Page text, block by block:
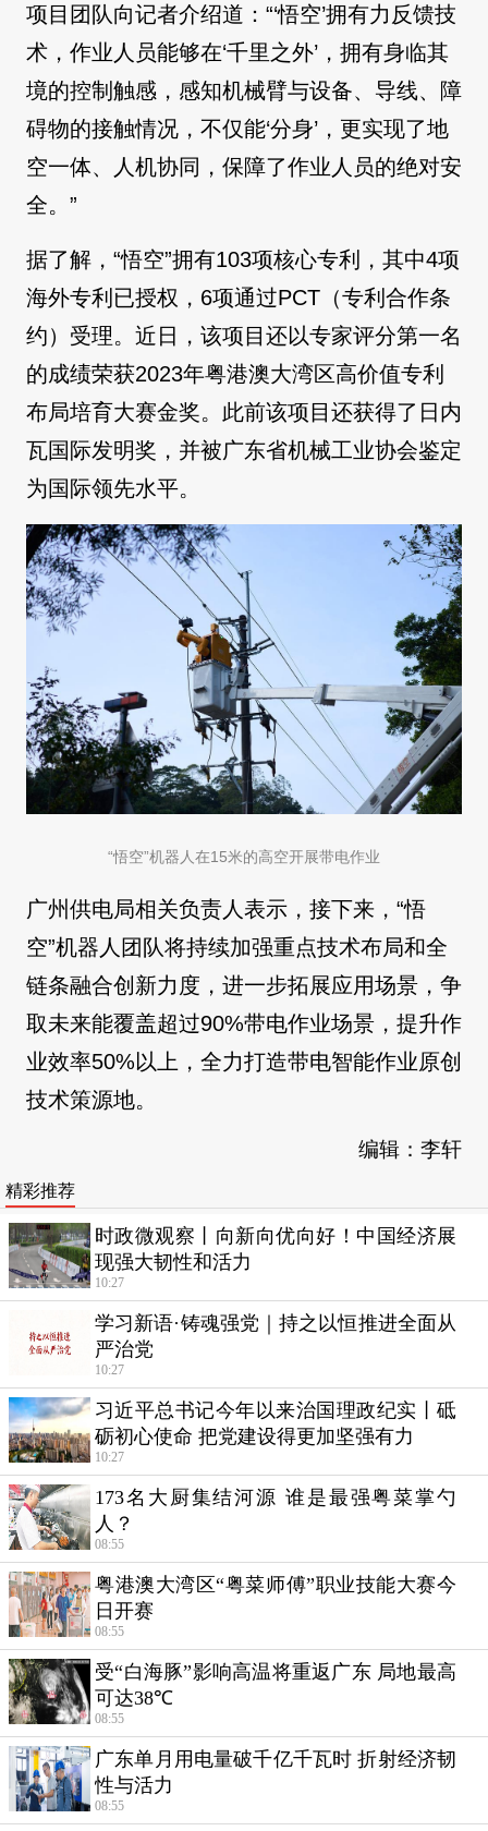
项目团队向记者介绍道：“‘悟空’拥有力反馈技
术，作业人员能够在‘千里之外’，拥有身临其
境的控制触感，感知机械臂与设备、导线、障
碍物的接触情况，不仅能‘分身’，更实现了地
空一体、人机协同，保障了作业人员的绝对安
全。”
据了解，“悟空”拥有103项核心专利，其中4项
海外专利已授权，6项通过PCT（专利合作条
约）受理。近日，该项目还以专家评分第一名
的成绩荣获2023年粤港澳大湾区高价值专利
布局培育大赛金奖。此前该项目还获得了日内
瓦国际发明奖，并被广东省机械工业协会鉴定
为国际领先水平。
“悟空”机器人在15米的高空开展带电作业
广州供电局相关负责人表示，接下来，“悟
空”机器人团队将持续加强重点技术布局和全
链条融合创新力度，进一步拓展应用场景，争
取未来能覆盖超过90%带电作业场景，提升作
业效率50%以上，全力打造带电智能作业原创
技术策源地。
编辑：李轩
精彩推荐